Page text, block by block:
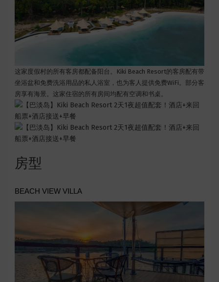
这家度假村的所有客房都配备阳台。Kiki Beach Resort的客房配有带
坐浴盆和免费洗浴用品的私人浴室，也为客人提供免费WiFi。部分客
房享有海景。这家住宿的所有房间均配有空调和书桌。
房型
BEACH VIEW VILLA